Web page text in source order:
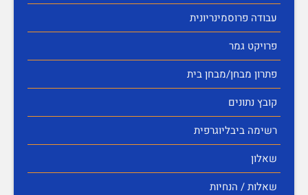
עבודה פרוסמינריונית
פרויקט גמר
פתרון מבחן/מבחן בית
קובץ נתונים
רשימה ביבליוגרפית
שאלון
שאלות / הנחיות